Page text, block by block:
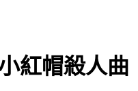
紅帽殺人曲